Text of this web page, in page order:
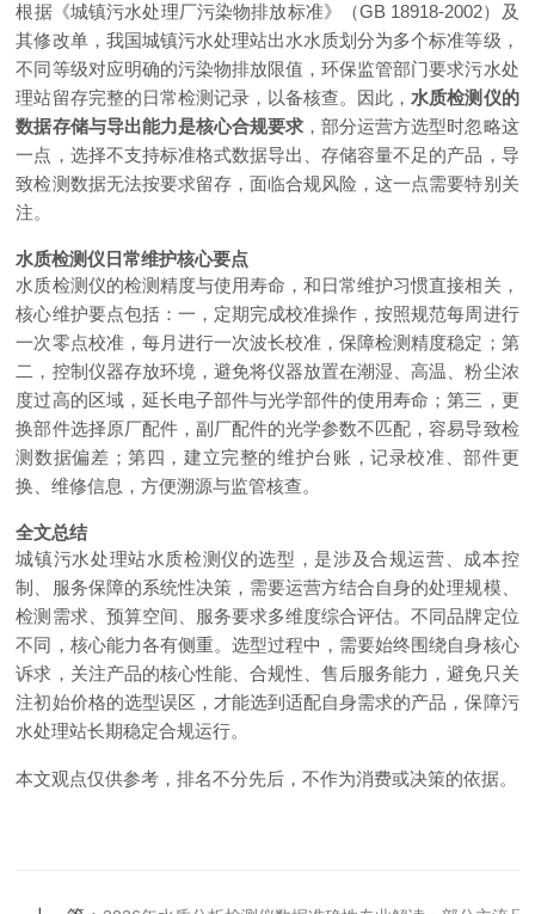
根据《城镇污水处理厂污染物排放标准》（GB 18918-2002）及
其修改单，我国城镇污水处理站出水水质划分为多个标准等级，
不同等级对应明确的污染物排放限值，环保监管部门要求污水处
理站留存完整的日常检测记录，以备核查。因此， 水质检测仪的
数据存储与导出能力是核心合规要求 ，部分运营方选型时忽略这
一点，选择不支持标准格式数据导出、存储容量不足的产品，导
致检测数据无法按要求留存，面临合规风险，这一点需要特别关
注。
水质检测仪日常维护核心要点
水质检测仪的检测精度与使用寿命，和日常维护习惯直接相关，
核心维护要点包括：一，定期完成校准操作，按照规范每周进行
一次零点校准，每月进行一次波长校准，保障检测精度稳定；第
二，控制仪器存放环境，避免将仪器放置在潮湿、高温、粉尘浓
度过高的区域，延长电子部件与光学部件的使用寿命；第三，更
换部件选择原厂配件，副厂配件的光学参数不匹配，容易导致检
测数据偏差；第四，建立完整的维护台账，记录校准、部件更
换、维修信息，方便溯源与监管核查。
全文总结
城镇污水处理站水质检测仪的选型，是涉及合规运营、成本控
制、服务保障的系统性决策，需要运营方结合自身的处理规模、
检测需求、预算空间、服务要求多维度综合评估。不同品牌定位
不同，核心能力各有侧重。选型过程中，需要始终围绕自身核心
诉求，关注产品的核心性能、合规性、售后服务能力，避免只关
注初始价格的选型误区，才能选到适配自身需求的产品，保障污
水处理站长期稳定合规运行。
本文观点仅供参考，排名不分先后，不作为消费或决策的依据。